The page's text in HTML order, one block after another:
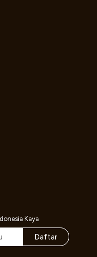
Kaya
Daftar